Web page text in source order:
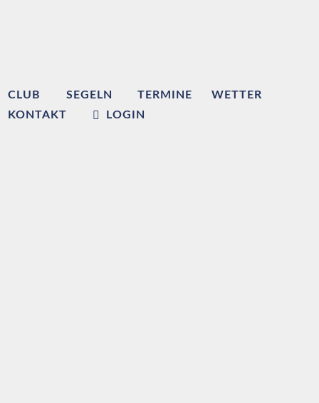
CLUB SEGELN TERMINE
WETTER
KONTAKT
LOGIN